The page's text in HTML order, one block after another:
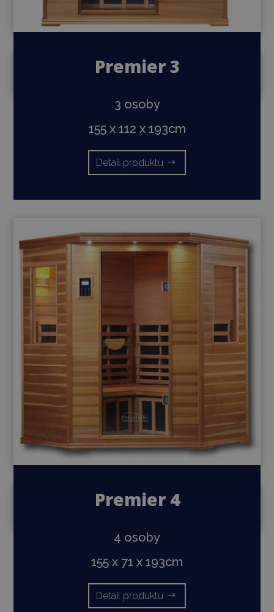
Premier 3
3 osoby
155 x 112 x 193cm
Detail produktu
Premier 4
4 osoby
155 x 71 x 193cm
Detail produktu